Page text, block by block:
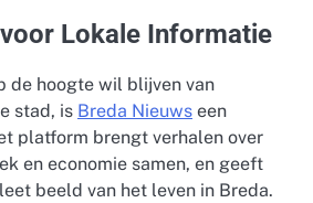
Lokale Informatie
de hoogte wil blijven van
stad, is Breda Nieuws een
platform brengt verhalen over
en economie samen, en geeft
beeld van het leven in Breda.